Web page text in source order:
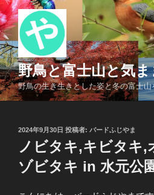
コ
ン
テ
ン
ツ
へ
ス
野鳥と富士山と気
野鳥の生き生きとした姿と冬の富士
投
日:
2024年9月30日 投稿者: バードふじやま
ノビタキ,キビタキ
ゾビタキ in 水元公